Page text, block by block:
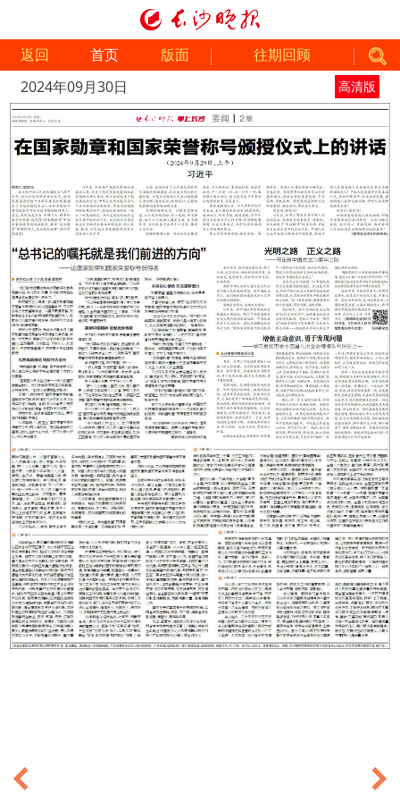
返回 首页 版面
往期回顾
2024年09月30日
高清版